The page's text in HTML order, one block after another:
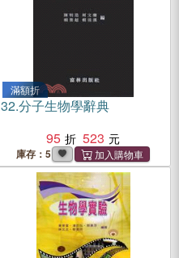
滿額折
32.分子生物學辭典
95
523
庫存：5